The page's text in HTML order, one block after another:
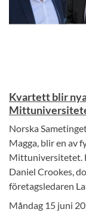
Kvartett blir
Norska
Magga, blir en av
Mittuniversitetet.
Daniel Crookes,
företagsledaren
Måndag 15 juni